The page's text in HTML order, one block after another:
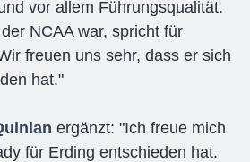
vor allem Führungsqualität.
NCAA war, spricht für
freuen uns sehr, dass er sich
hat."
ergänzt: "Ich freue mich
für Erding entschieden hat.